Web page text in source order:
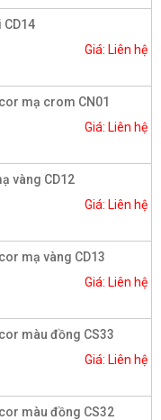
CD14
Giá: Liên hệ
mạ crom CN01
Giá: Liên hệ
vàng CD12
Giá: Liên hệ
mạ vàng CD13
Giá: Liên hệ
màu đồng CS33
Giá: Liên hệ
màu đồng CS32